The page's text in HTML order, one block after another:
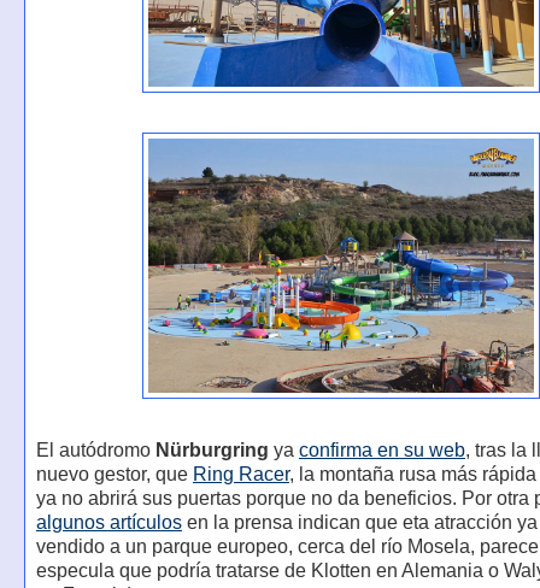
El autódromo Nürburgring ya confirma en su web, tras la
nuevo gestor, que Ring Racer, la montaña rusa más
ya no abrirá sus puertas porque no da beneficios. Por otra
algunos artículosen la prensa indican que eta atracción
vendido a un parque europeo, cerca del río Mosela,
especula que podría tratarse de Klotten en Alemania o